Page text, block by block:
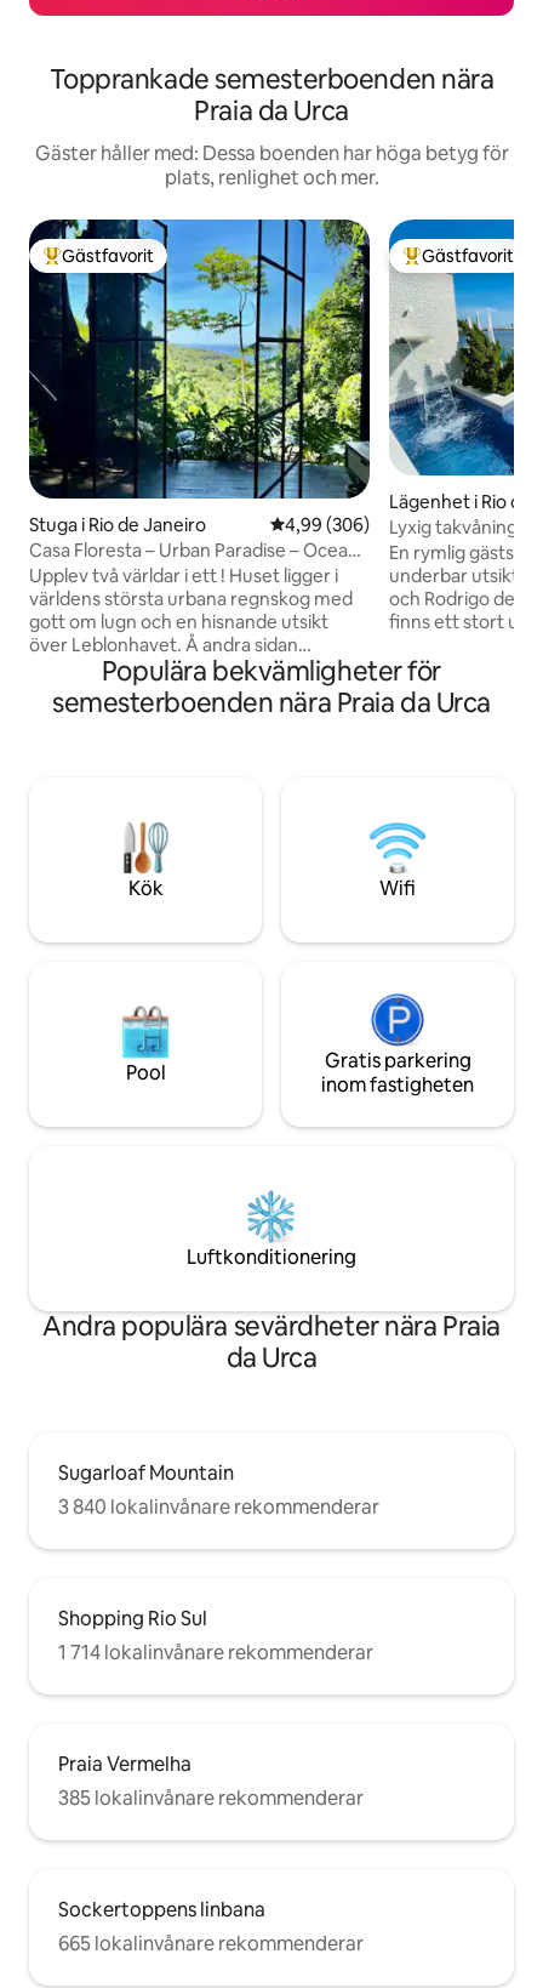
Topprankade semesterboenden nära
Praia da Urca
Gäster håller med: Dessa boenden har höga betyg för
plats, renlighet och mer.
Populär gästfavorit
Gästfavorit
Stuga i Rio de Janeiro 4,99 av 5 i genomsnittligt
4,99 (306)
Casa Floresta – Urban Paradise – Ocean
View
Upplev två världar i ett ! Huset ligger i
världens största urbana regnskog med
gott om lugn och en hisnande utsikt
över Leblonhavet. Å andra sidan
kommer du att vara 2 km från asfalten
och 20 minuter med bil från Leblon
beach. Stadsfullmäktige Vill du ha lugn
par minuter. Det perfekta är att ha en bil
för att få tillgång till fastigheten. Jag kan
värva förare.
Populär
Gästfavorit
Lägenhet i Rio de
Lyxig takvåning
avskildhet.
En rymlig gästsvit
underbar utsikt
och Rodrigo de
finns ett stort
ångbastu med
kylskåp, en
Airfryer och
bilresa till
Ipanema
Populära bekvämligheter för
semesterboenden nära Praia da Urca
Kök Wifi
Pool
Gratis parkering
inom fastigheten
Luftkonditionering
Andra populära sevärdheter nära Praia
da Urca
Sugarloaf Mountain
3 840 lokalinvånare rekommenderar
Shopping Rio Sul
1 714 lokalinvånare rekommenderar
Praia Vermelha
385 lokalinvånare rekommenderar
Sockertoppens linbana
665 lokalinvånare rekommenderar